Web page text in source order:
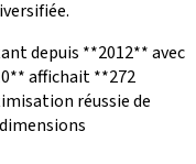
depuis **2012** avec
affichait **272
réussie de